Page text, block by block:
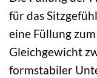
für das
eine Füllung
Gleichgewicht
formstabiler